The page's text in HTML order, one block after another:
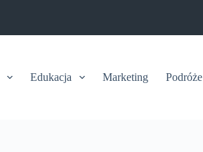
Edukacja Marketing Podróże